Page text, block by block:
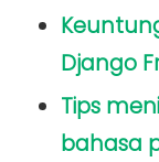
Django
Tips
bahasa